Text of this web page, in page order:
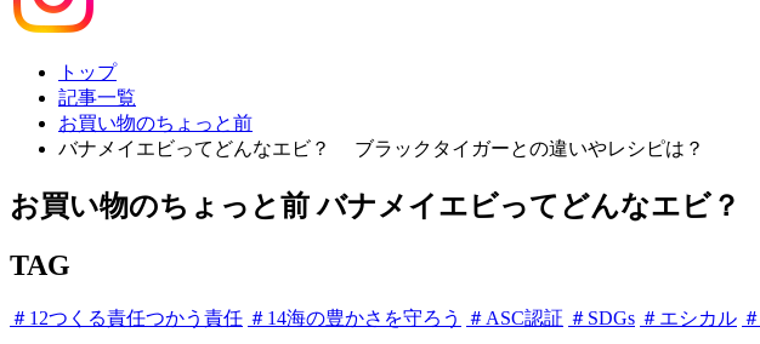
トップ
記事一覧
お買い物のちょっと前
バナメイエビってどんなエビ？ ブラックタイガーとの違いやレシピは？
お買い物のちょっと前 バナメイエビってどんなエビ
TAG
＃12つくる責任つかう責任 ＃14海の豊かさを守ろう ＃ASC認証 ＃SDGs ＃エシカル